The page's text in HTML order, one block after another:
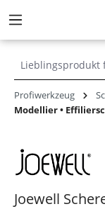
springen
Profiwerkzeug
Modellier •
Joewell